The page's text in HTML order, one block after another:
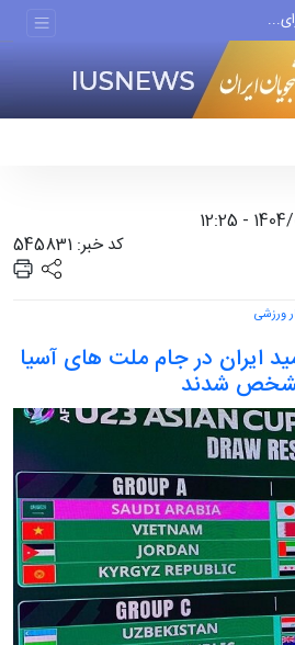
کد خبر: 545831
ورزشی
ایران در جام ملت های آسیا
شدند